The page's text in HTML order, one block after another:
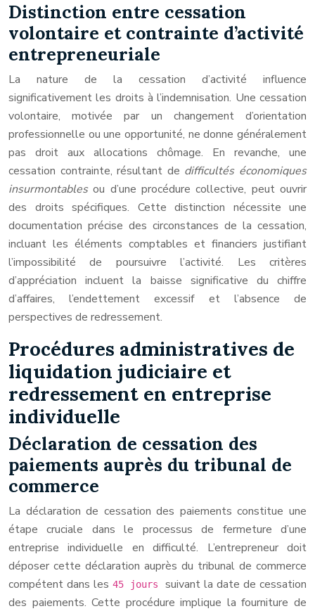
Distinction entre cessation
volontaire et contrainte d’activité
entrepreneuriale
La nature de la cessation d’activité influence
significativement les droits à l’indemnisation. Une cessation
volontaire, motivée par un changement d’orientation
professionnelle ou une opportunité, ne donne généralement
pas droit aux allocations chômage. En revanche, une
cessation contrainte, résultant de difficultés économiques
insurmontablesou d’une procédure collective, peut ouvrir
des droits spécifiques. Cette distinction nécessite une
documentation précise des circonstances de la cessation,
incluant les éléments comptables et financiers justifiant
l’impossibilité de poursuivre l’activité. Les critères
d’appréciation incluent la baisse significative du chiffre
d’affaires, l’endettement excessif et l’absence de
perspectives de redressement.
Procédures administratives de
liquidation judiciaire et
redressement en entreprise
individuelle
Déclaration de cessation des
paiements auprès du tribunal de
commerce
La déclaration de cessation des paiements constitue une
étape cruciale dans le processus de fermeture d’une
entreprise individuelle en difficulté. L’entrepreneur doit
déposer cette déclaration auprès du tribunal de commerce
compétent dans les45 jours suivant la date de cessation
des paiements. Cette procédure implique la fourniture de